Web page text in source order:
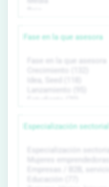
Fase en la que asesora
Especialización sectorial